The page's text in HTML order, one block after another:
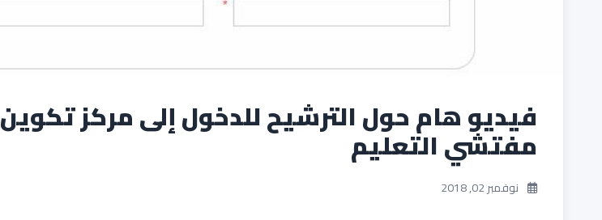
فيديو هام حول الترشيح للدخول إلى مركز تكوين
مفتشي التعليم
نوفمبر 02, 2018